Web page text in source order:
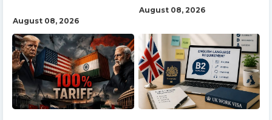
August 08, 2026
August 08, 2026